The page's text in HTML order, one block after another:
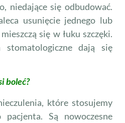
niedające się odbudować.
usunięcie jednego lub
się w łuku szczęki.
stomatolo­giczne dają się
boleć?
które stosujemy
pacjenta. Są nowoczesne